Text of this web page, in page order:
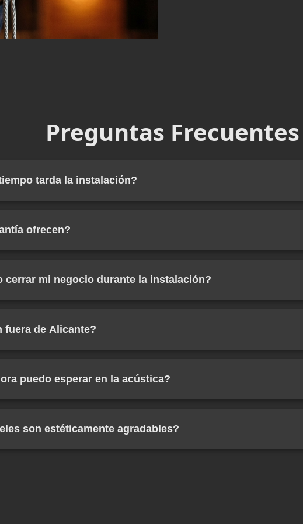
Preguntas Frecuentes
tarda la instalación?
como centros comerciales, el tiempo puede extenderse a 1-2
del proyecto y el número de paneles a instalar.
ofrecen?
de obra. Esto incluye el reemplazo gratuito de paneles defectuosos
durante el período de garantía.
cerrar mi negocio durante la instalación?
molestias posibles.
fuera de Alicante?
Consulte disponibilidad para su zona.
puedo esperar en la acústica?
en una mejora dramática en la claridad del habla y el confort
son estéticamente agradables?